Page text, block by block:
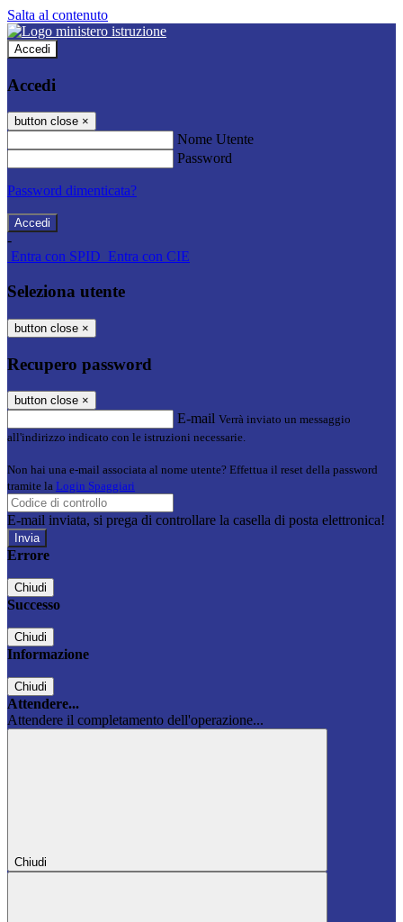
Salta al contenuto
Accedi
Accedi
button close ×
Nome Utente
Password
Password dimenticata?
-
Entra con SPID Entra con CIE
Seleziona utente
button close ×
Recupero password
button close ×
E-mail Verrà inviato un messaggio
all'indirizzo indicato con le istruzioni necessarie.
Non hai una e-mail associata al nome utente? Effettua il reset della password
tramite la Login Spaggiari
E-mail inviata, si prega di controllare la casella di posta elettronica!
Errore
Chiudi
Successo
Chiudi
Informazione
Chiudi
Attendere...
Attendere il completamento dell'operazione...
Chiudi